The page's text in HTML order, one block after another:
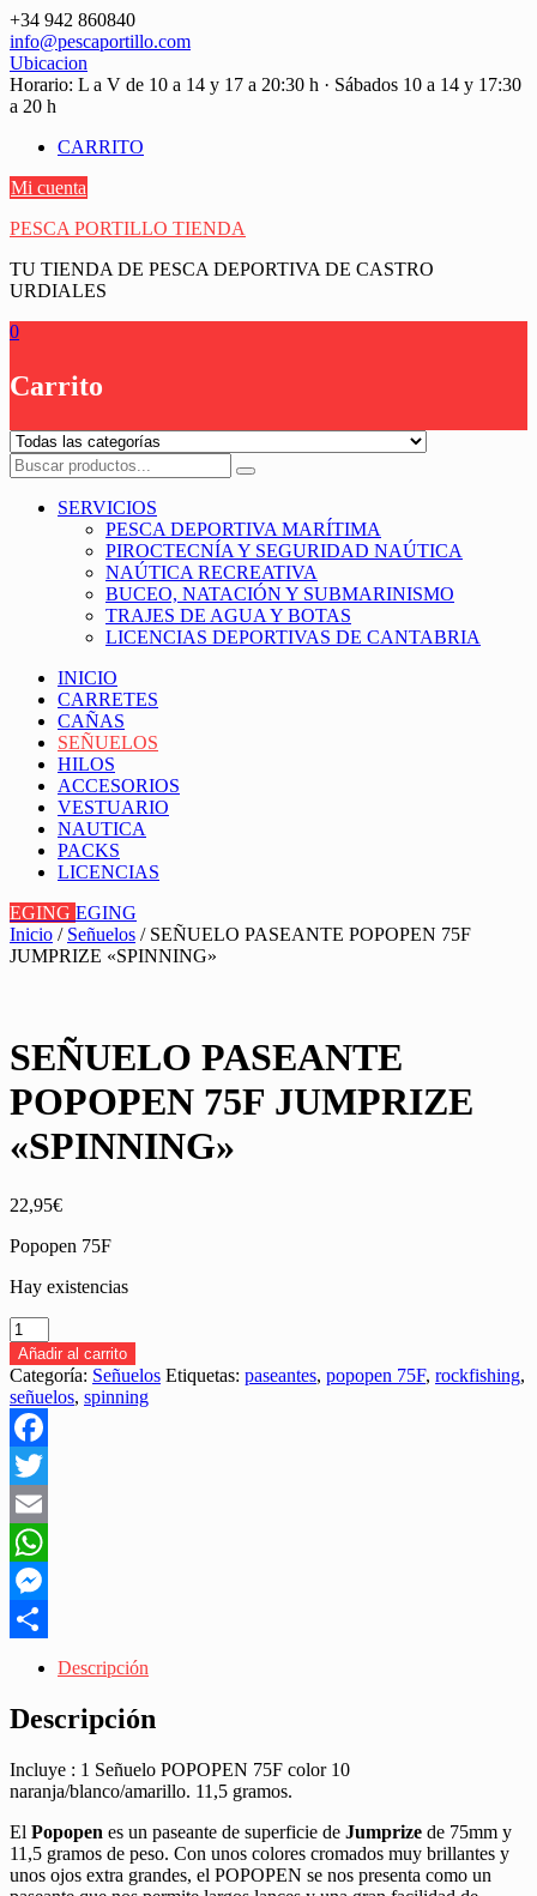
Saltar
contenido
+34 942 860840
info@pescaportillo.com
Ubicacion
Horario: L a V de 10 a 14 y 17 a 20:30 h · Sábados 10 a 14 y 17:30
a 20 h
CARRITO
Mi cuenta
PESCA PORTILLO TIENDA
TU TIENDA DE PESCA DEPORTIVA DE CASTRO
URDIALES
0
Carrito
SERVICIOS
PESCA DEPORTIVA MARÍTIMA
PIROCTECNÍA Y SEGURIDAD NAÚTICA
NAÚTICA RECREATIVA
BUCEO, NATACIÓN Y SUBMARINISMO
TRAJES DE AGUA Y BOTAS
LICENCIAS DEPORTIVAS DE CANTABRIA
INICIO
CARRETES
CAÑAS
SEÑUELOS
HILOS
ACCESORIOS
VESTUARIO
NAUTICA
PACKS
LICENCIAS
EGING EGING
Inicio / Señuelos / SEÑUELO PASEANTE POPOPEN 75F
JUMPRIZE «SPINNING»
SEÑUELO PASEANTE
POPOPEN 75F JUMPRIZE
«SPINNING»
22,95€
Popopen 75F
Hay existencias
SEÑUELO
PASEANTE
POPOPEN
75F
JUMPRIZE
"SPINNING"
cantidad
Añadir al carrito
Categoría: Señuelos Etiquetas: paseantes, popopen 75F, rockfishing,
señuelos, spinning
Facebook
Twitter
Email
WhatsApp
Messenger
Descripción
Descripción
Incluye : 1 Señuelo POPOPEN 75F color 10
naranja/blanco/amarillo. 11,5 gramos.
El Popopen es un paseante de superficie de Jumprize de 75mm y
11,5 gramos de peso. Con unos colores cromados muy brillantes y
unos ojos extra grandes, el POPOPEN se nos presenta como un